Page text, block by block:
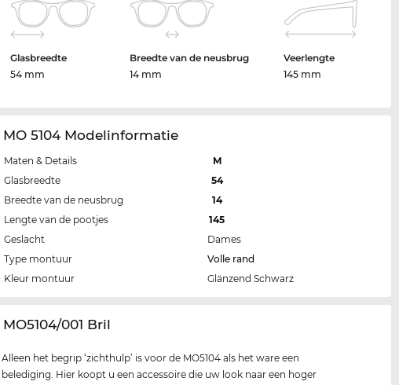
Glasbreedte
54 mm
Breedte van de neusbrug
14 mm
Veerlengte
145 mm
MO 5104 Modelinformatie
Maten & Details
M
Glasbreedte
54
Breedte van de neusbrug
14
Lengte van de pootjes
145
Geslacht
Dames
Type montuur
Volle rand
Kleur montuur
Glänzend Schwarz
‌MO5104/001 Bril
Alleen het begrip ‘zichthulp’ is voor de MO5104 als het ware een
belediging. Hier koopt u een accessoire die uw look naar een hoger